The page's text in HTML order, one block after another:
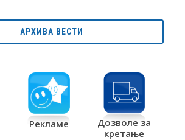
АРХИВА ВЕСТИ
Рекламе
Дозволе за
кретање